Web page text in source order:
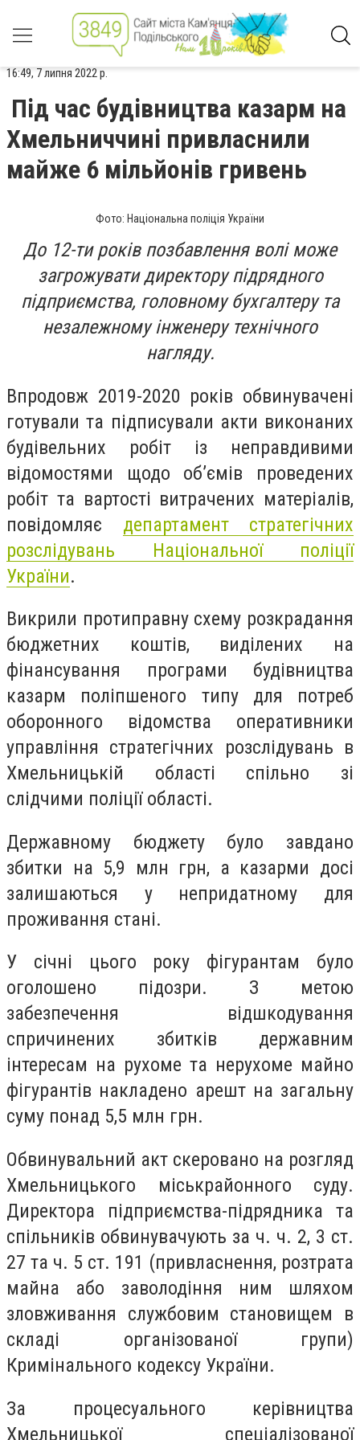
16:49, 7 липня 2022 р.
Під час будівництва казарм на
Хмельниччині привласнили
майже 6 мільйонів гривень
Фото: Національна поліція України
До 12-ти років позбавлення волі може
загрожувати директору підрядного
підприємства, головному бухгалтеру та
незалежному інженеру технічного
нагляду.
Впродовж 2019-2020 років обвинувачені
готували та підписували акти виконаних
будівельних робіт із неправдивими
відомостями щодо об’ємів проведених
робіт та вартості витрачених матеріалів,
повідомляє департамент стратегічних
розслідувань Національної поліції
України.
Викрили протиправну схему розкрадання
бюджетних коштів, виділених на
фінансування програми будівництва
казарм поліпшеного типу для потреб
оборонного відомства оперативники
управління стратегічних розслідувань в
Хмельницькій області спільно зі
слідчими поліції області.
Державному бюджету було завдано
збитки на 5,9 млн грн, а казарми досі
залишаються у непридатному для
проживання стані.
У січні цього року фігурантам було
оголошено підозри. З метою
забезпечення відшкодування
спричинених збитків державним
інтересам на рухоме та нерухоме майно
фігурантів накладено арешт на загальну
суму понад 5,5 млн грн.
Обвинувальний акт скеровано на розгляд
Хмельницького міськрайонного суду.
Директора підприємства-підрядника та
спільників обвинувачують за ч. ч. 2, 3 ст.
27 та ч. 5 ст. 191 (привласнення, розтрата
майна або заволодіння ним шляхом
зловживання службовим становищем в
складі організованої групи)
Кримінального кодексу України.
За процесуального керівництва
Хмельницької спеціалізованої